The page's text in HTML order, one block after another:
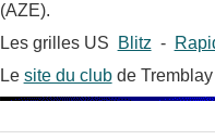
(AZE).
Les grilles US
Blitz -
Le site du clubde